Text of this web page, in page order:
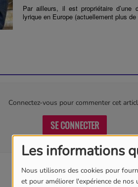
Les informations
Nous utilisons des cookies pour
et pour améliorer l'expérience de nos
Par ailleurs, il est propriétaire d’une
lyrique en Europe (actuellement plus
Connectez-vous pour commenter cet
SE CONNECTER